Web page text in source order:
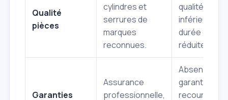
Qualité
pièces
cylindres et
serrures de
marques
reconnues.
qualité
inférieure,
durée de vie
réduite.
Garanties
Assurance
professionnelle,
Absence de
garanties,
recours